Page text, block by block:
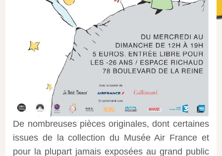
De nombreuses pièces originales, dont certaines
issues de la collection du Musée Air France et
pour la plupart jamais exposées au grand public